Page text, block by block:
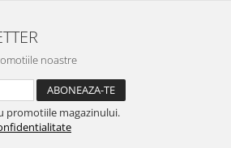
noastre
promotiile magazinului.